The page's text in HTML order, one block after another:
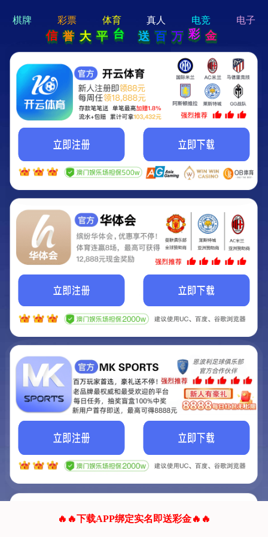
hi 💗
Hey Guys!
我们即将上线啦...
我们的网站正在建设.
它将是非常棒的网站.
联系我们!